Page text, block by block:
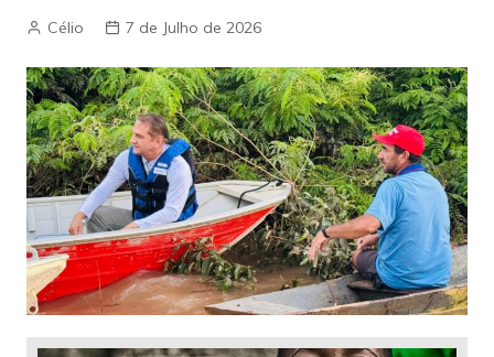
Célio 7 de Julho de 2026